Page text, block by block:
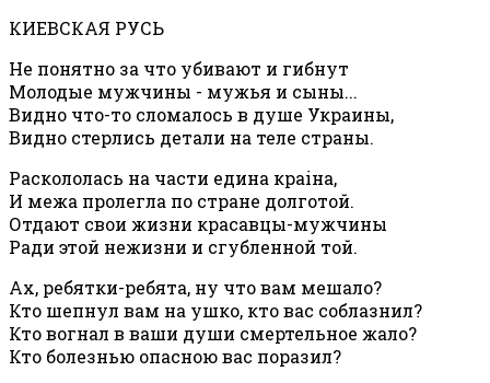
КИЕВСКАЯ РУСЬ
Не понятно за что убивают и гибнут
Молодые мужчины - мужья и сыны...
Видно что-то сломалось в душе Украины,
Видно стерлись детали на теле страны.
Раскололась на части едина краiна,
И межа пролегла по стране долготой.
Отдают свои жизни красавцы-мужчины
Ради этой нежизни и сгубленной той.
Ах, ребятки-ребята, ну что вам мешало?
Кто шепнул вам на ушко, кто вас соблазнил?
Кто вогнал в ваши души смертельное жало?
Кто болезнью опасною вас поразил?